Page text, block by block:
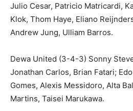
Julio Cesar, Patricio Matricardi,
Klok, Thom Haye, Eliano
Andrew Jung, Ulliam Barros.
Dewa United (3-4-3) Sonny
Jonathan Carlos, Brian Fatari;
Gomes, Alexis Messidoro, Alta
Martins, Taisei Marukawa.